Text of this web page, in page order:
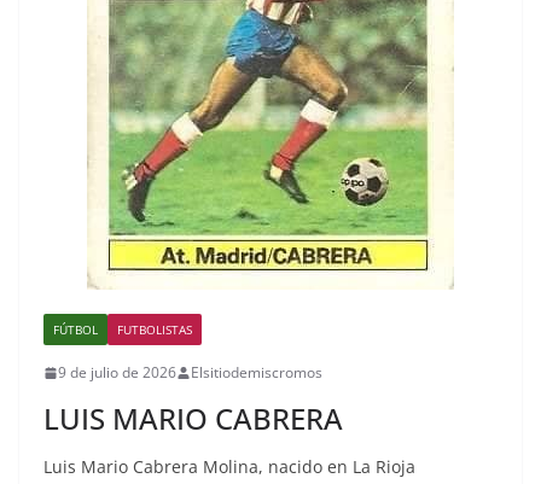
FÚTBOL FUTBOLISTAS
9 de julio de 2026 Elsitiodemiscromos
LUIS MARIO CABRERA
Luis Mario Cabrera Molina, nacido en La Rioja